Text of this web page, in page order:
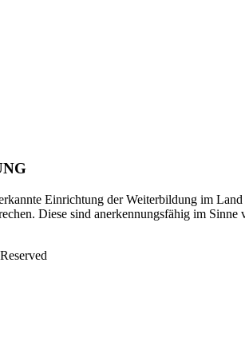
Einrichtung der Weiterbildung im
Diese sind anerkennungsfähig im